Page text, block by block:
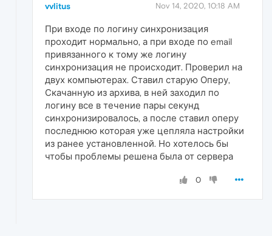
vvlitus Nov 14, 2020, 10:18 AM
При входе по логину синхронизация
проходит нормально, а при входе по email
привязанного к тому же логину
синхронизация не происходит. Проверил на
двух компьютерах. Ставил старую Оперу,
Скачанную из архива, в ней заходил по
логину все в течение пары секунд
синхронизировалось, а после ставил оперу
последнюю которая уже цепляла настройки
из ранее установленной. Но хотелось бы
чтобы проблемы решена была от сервера
0